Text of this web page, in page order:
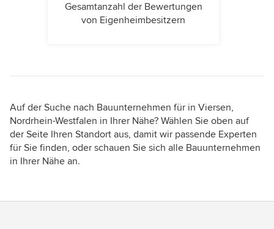
Gesamtanzahl der Bewertungen
von Eigenheimbesitzern
Auf der Suche nach Bauunternehmen für in Viersen,
Nordrhein-Westfalen in Ihrer Nähe? Wählen Sie oben auf
der Seite Ihren Standort aus, damit wir passende Experten
für Sie finden, oder schauen Sie sich alle Bauunternehmen
in Ihrer Nähe an.